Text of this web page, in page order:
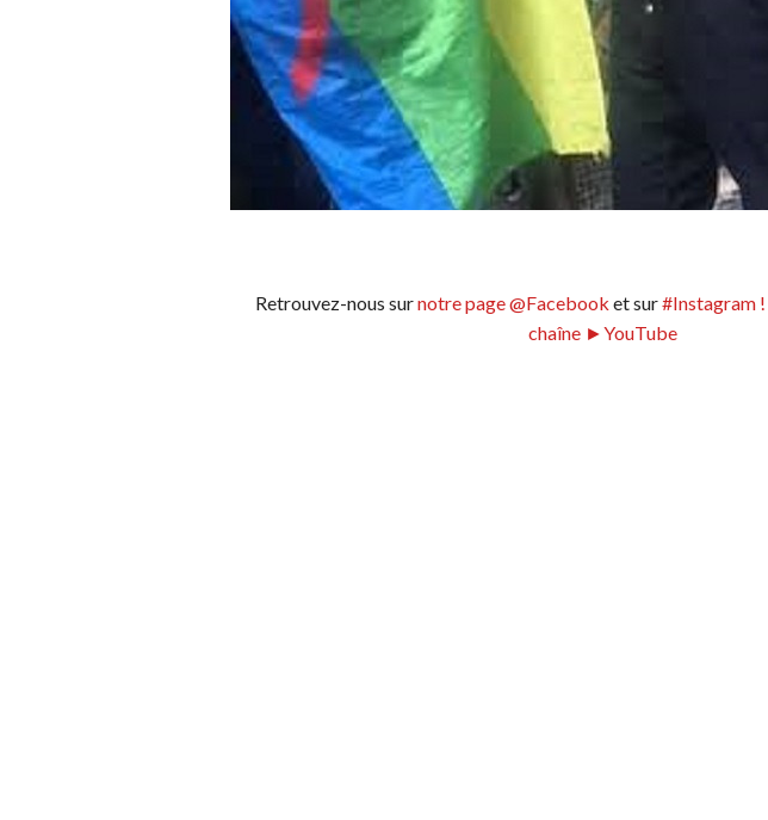
Retrouvez-nous surnotre page @Facebook et sur#Instagram !
chaîne ►YouTube